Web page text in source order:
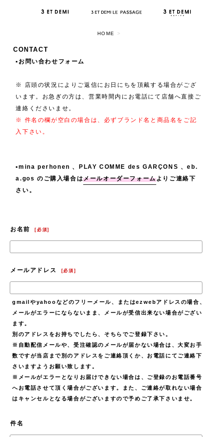
HOME >
CONTACT
▪️お問い合わせフォーム
※ 店頭の状況によりご返信にお日にちを頂戴する場合がござ
います。お急ぎの方は、営業時間内にお電話にて店舗へ直接ご
連絡くださいませ。
※ 件名の欄が空白の場合は、必ずブランド名と商品名をご記
入下さい。
▪️mina perhonen 、PLAY COMME des GARÇONS 、eb.
a.gos のご購入場合はメールオーダーフォームよりご連絡下
さい。
お名前 [必須]
メールアドレス [必須 ]
gmailやyahooなどのフリーメール、またはezwebアドレスの場合、
メールがエラーにならないまま、メールが受信出来ない場合がござい
ます。
別のアドレスをお持ちでしたら、そちらでご登録下さい。
※自動配信メールや、受注確認のメールが届かない場合は、大変お手
数ですが当店まで別のアドレスをご連絡頂くか、お電話にてご連絡下
さいますようお願い致します。
※メールがエラーとなりお届けできない場合は、ご登録のお電話番号
へお電話させて頂く場合がございます。また、ご連絡が取れない場合
はキャンセルとなる場合がございますので予めご了承下さいませ。
件名